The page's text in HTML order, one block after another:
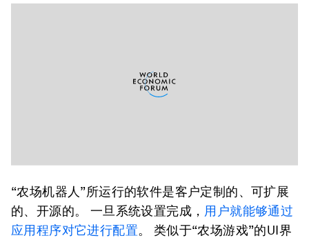
“农场机器人”所运行的软件是客户定制的、可扩展
的、开源的。 一旦系统设置完成， 用户就能够通过
应用程序对它进行配置。 类似于“农场游戏”的UI界